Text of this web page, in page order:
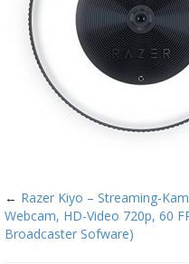
← Razer Kiyo – Streaming-
Webcam, HD-Video 720p, 60
Broadcaster Sofware)